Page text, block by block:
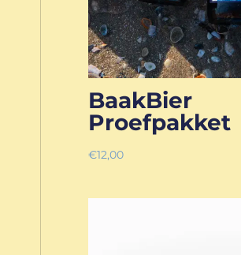
BaakBier
Proefpakket
€12,00